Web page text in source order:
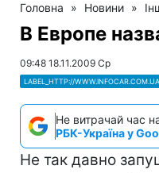
Головна » Новини »
В Европе
09:48 18.11.2009 Ср
LABEL_HTTP://WWW.INFOCAR.COM.UA
Не витрачай час
РБК-Україна у
Не так давно